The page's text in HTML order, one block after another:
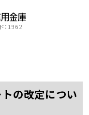
：1962
の改定につい